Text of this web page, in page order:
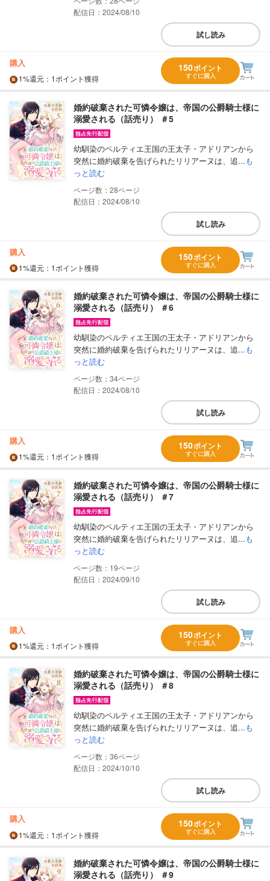
配信日：2024/08/10
試し読み
購入
1%還元 ：1ポイント獲得
150ポイント
すぐに購入
婚約破棄された可憐令嬢は、帝国の公爵騎士様に
溺愛される（話売り） ＃5
幼馴染のペルティエ王国の王太子・アドリアンから
突然に婚約破棄を告げられたリリアーヌは、追...も
っと読む
28
配信日：2024/08/10
試し読み
購入
1%還元 ：1ポイント獲得
150ポイント
すぐに購入
婚約破棄された可憐令嬢は、帝国の公爵騎士様に
溺愛される（話売り） ＃6
幼馴染のペルティエ王国の王太子・アドリアンから
突然に婚約破棄を告げられたリリアーヌは、追...も
っと読む
34
配信日：2024/08/10
試し読み
購入
1%還元 ：1ポイント獲得
150ポイント
すぐに購入
婚約破棄された可憐令嬢は、帝国の公爵騎士様に
溺愛される（話売り） ＃7
幼馴染のペルティエ王国の王太子・アドリアンから
突然に婚約破棄を告げられたリリアーヌは、追...も
っと読む
19
配信日：2024/09/10
試し読み
購入
1%還元 ：1ポイント獲得
150ポイント
すぐに購入
婚約破棄された可憐令嬢は、帝国の公爵騎士様に
溺愛される（話売り） ＃8
幼馴染のペルティエ王国の王太子・アドリアンから
突然に婚約破棄を告げられたリリアーヌは、追...も
っと読む
36
配信日：2024/10/10
試し読み
購入
1%還元 ：1ポイント獲得
150ポイント
すぐに購入
婚約破棄された可憐令嬢は、帝国の公爵騎士様に
溺愛される（話売り） ＃9